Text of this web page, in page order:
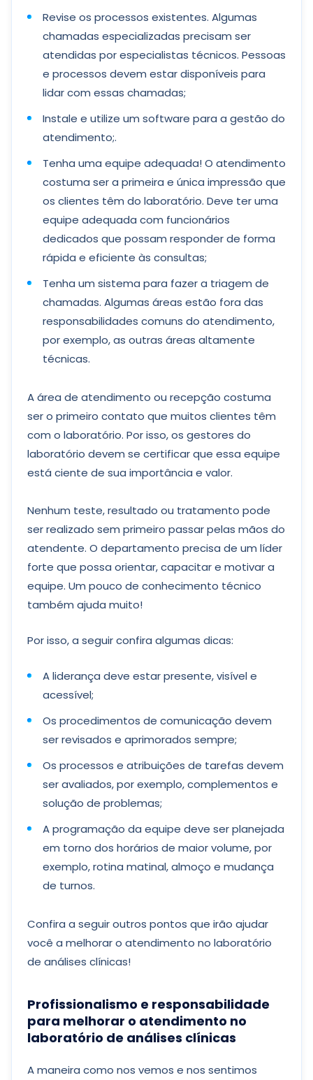
Revise os processos existentes. Algumas
chamadas especializadas precisam ser
atendidas por especialistas técnicos. Pessoas
e processos devem estar disponíveis para
lidar com essas chamadas;
Instale e utilize um software para a gestão do
atendimento;.
Tenha uma equipe adequada! O atendimento
costuma ser a primeira e única impressão que
os clientes têm do laboratório. Deve ter uma
equipe adequada com funcionários
dedicados que possam responder de forma
rápida e eficiente às consultas;
Tenha um sistema para fazer a triagem de
chamadas. Algumas áreas estão fora das
responsabilidades comuns do atendimento,
por exemplo, as outras áreas altamente
técnicas.
A área de atendimento ou recepção costuma
ser o primeiro contato que muitos clientes têm
com o laboratório. Por isso, os gestores do
laboratório devem se certificar que essa equipe
está ciente de sua importância e valor.
Nenhum teste, resultado ou tratamento pode
ser realizado sem primeiro passar pelas mãos do
atendente. O departamento precisa de um líder
forte que possa orientar, capacitar e motivar a
equipe. Um pouco de conhecimento técnico
também ajuda muito!
Por isso, a seguir confira algumas dicas:
A liderança deve estar presente, visível e
acessível;
Os procedimentos de comunicação devem
ser revisados ​​e aprimorados sempre;
Os processos e atribuições de tarefas devem
ser avaliados, por exemplo, complementos e
solução de problemas;
A programação da equipe deve ser planejada
em torno dos horários de maior volume, por
exemplo, rotina matinal, almoço e mudança
de turnos.
Confira a seguir outros pontos que irão ajudar
você a melhorar o atendimento no laboratório
de análises clínicas!
Profissionalismo e responsabilidade
para melhorar o atendimento no
laboratório de análises clínicas
A maneira como nos vemos e nos sentimos